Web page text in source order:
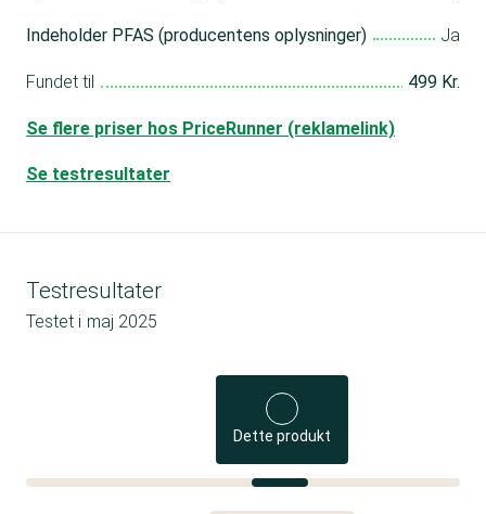
Indeholder PFAS (producentens oplysninger) Ja
Fundet til 499 Kr.
Se flere priser hos PriceRunner (reklamelink)
Se testresultater
Testresultater
Testet i maj 2025
Dette produkt